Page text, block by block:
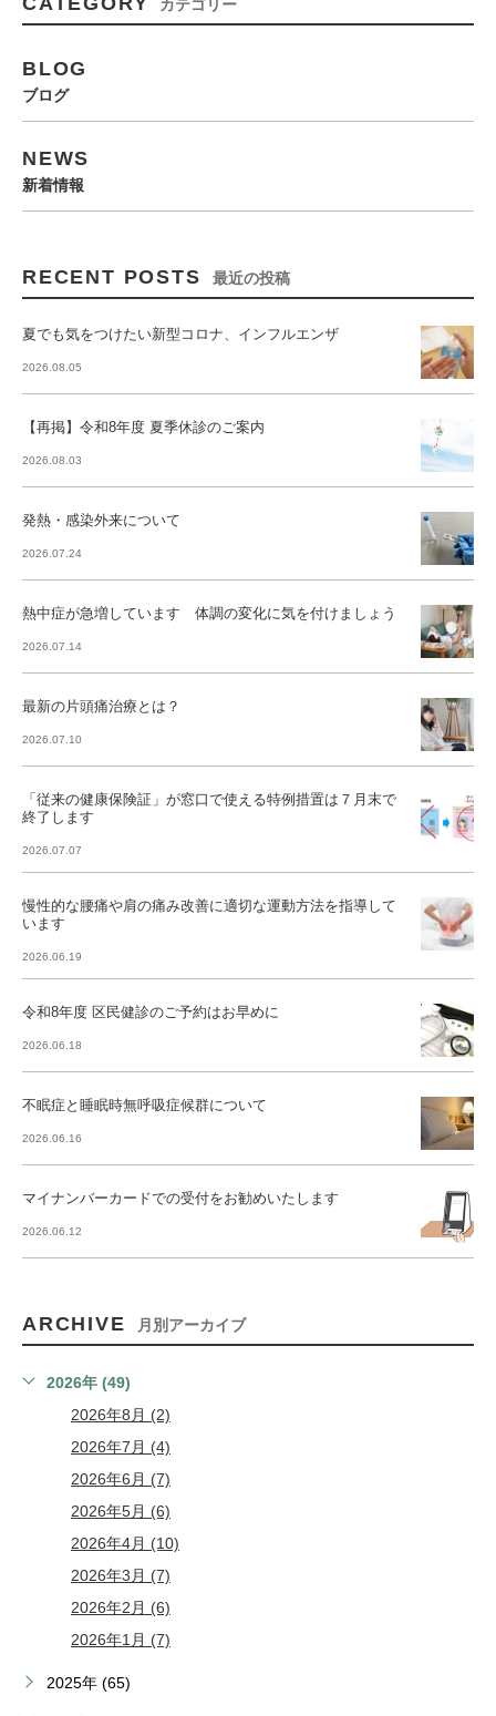
カテゴリー
BLOG
ブログ
NEWS
新着情報
RECENT POSTS 最近の投稿
夏でも気をつけたい新型コロナ、インフルエンザ
2026.08.05
【再掲】令和8年度 夏季休診のご案内
2026.08.03
発熱・感染外来について
2026.07.24
熱中症が急増しています 体調の変化に気を付けましょう
2026.07.14
最新の片頭痛治療とは？
2026.07.10
「従来の健康保険証」が窓口で使える特例措置は７月末で
終了します
2026.07.07
慢性的な腰痛や肩の痛み改善に適切な運動方法を指導して
います
2026.06.19
令和8年度 区民健診のご予約はお早めに
2026.06.18
不眠症と睡眠時無呼吸症候群について
2026.06.16
マイナンバーカードでの受付をお勧めいたします
2026.06.12
ARCHIVE 月別アーカイブ
2026年 (49)
2026年8月 (2)
2026年7月 (4)
2026年6月 (7)
2026年5月 (6)
2026年4月 (10)
2026年3月 (7)
2026年2月 (6)
2026年1月 (7)
2025年 (65)